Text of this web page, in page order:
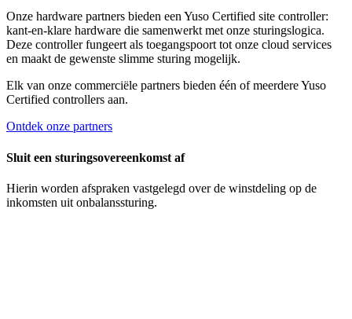
Onze hardware partners bieden een Yuso Certified site controller:
kant-en-klare hardware die samenwerkt met onze sturingslogica.
Deze controller fungeert als toegangspoort tot onze cloud services
en maakt de gewenste slimme sturing mogelijk.
Elk van onze commerciële partners bieden één of meerdere Yuso
Certified controllers aan.
Ontdek onze partners
Sluit een sturingsovereenkomst af
Hierin worden afspraken vastgelegd over de winstdeling op de
inkomsten uit onbalanssturing.